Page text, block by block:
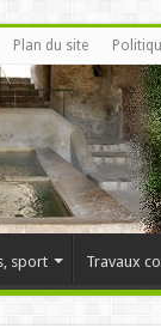
Plan du site
sport Travaux